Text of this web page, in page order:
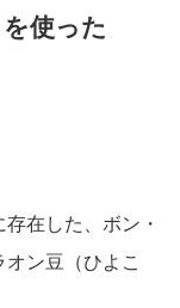
使った
在した、ボン・
ン豆（ひよこ